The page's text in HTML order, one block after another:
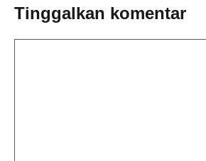
Tinggalkan komentar